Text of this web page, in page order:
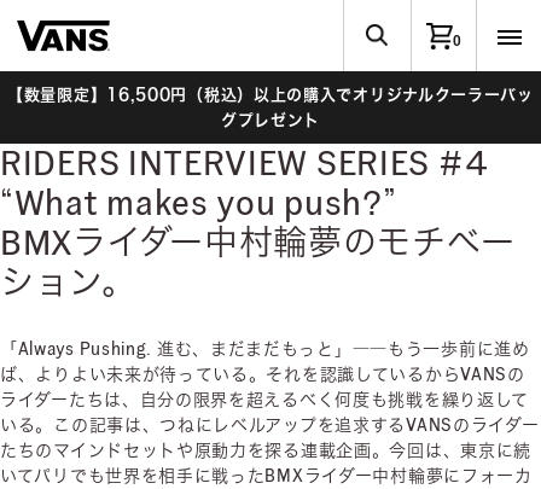
0
【数量限定】16,500円（税込）以上の購入でオリジナルクーラーバッ
グプレゼント
RIDERS INTERVIEW SERIES #4
“What makes you push?”
BMXライダー中村輪夢のモチベー
ション。
「Always Pushing. 進む、まだまだもっと」――もう一歩前に進め
ば、よりよい未来が待っている。それを認識しているからVANSの
ライダーたちは、自分の限界を超えるべく何度も挑戦を繰り返して
いる。この記事は、つねにレベルアップを追求するVANSのライダー
たちのマインドセットや原動力を探る連載企画。今回は、東京に続
いてパリでも世界を相手に戦ったBMXライダー中村輪夢にフォーカ